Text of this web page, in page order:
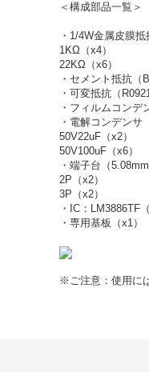
＜構成部品一覧＞
・1/4W金属皮膜抵
1KΩ（x4）
22KΩ（x6）
・セメント抵抗（
・可変抵抗（
・フィルムコンデ
・電解コンデンサ
50V22uF（x2）
50V100uF（x6）
・端子台（5.08mm
2P（x2）
3P（x2）
・IC：LM3886TF（
・専用基板（x1）
※ご注意：使用に